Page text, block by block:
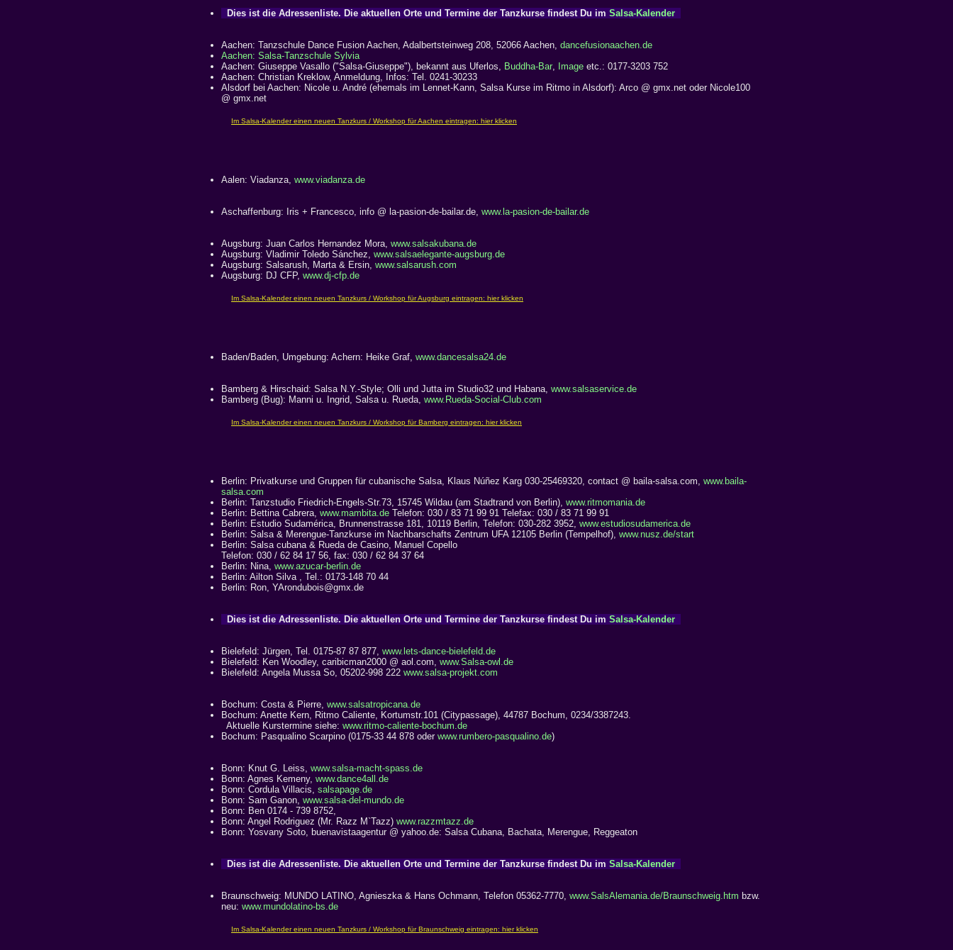
Dies ist die Adressenliste. Die aktuellen Orte und Termine der Tanzkurse findest Du im Salsa-Kalender
Aachen: Tanzschule Dance Fusion Aachen, Adalbertsteinweg 208, 52066 Aachen, dancefusionaachen.de
Aachen: Salsa-Tanzschule Sylvia
Aachen: Giuseppe Vasallo ("Salsa-Giuseppe"), bekannt aus Uferlos, Buddha-Bar, Image etc.: 0177-3203 752
Aachen: Christian Kreklow, Anmeldung, Infos: Tel. 0241-30233
Alsdorf bei Aachen: Nicole u. André (ehemals im Lennet-Kann, Salsa Kurse im Ritmo in Alsdorf): Arco @ gmx.net oder Nicole100
@ gmx.net
Aalen: Viadanza, www.viadanza.de
Aschaffenburg: Iris + Francesco, info @ la-pasion-de-bailar.de, www.la-pasion-de-bailar.de
Augsburg: Juan Carlos Hernandez Mora, www.salsakubana.de
Augsburg: Vladimir Toledo Sánchez, www.salsaelegante-augsburg.de
Augsburg: Salsarush, Marta & Ersin, www.salsarush.com
Augsburg: DJ CFP, www.dj-cfp.de
Baden/Baden, Umgebung: Achern: Heike Graf, www.dancesalsa24.de
Bamberg & Hirschaid: Salsa N.Y.-Style; Olli und Jutta im Studio32 und Habana, www.salsaservice.de
Bamberg (Bug): Manni u. Ingrid, Salsa u. Rueda, www.Rueda-Social-Club.com
Berlin: Privatkurse und Gruppen für cubanische Salsa, Klaus Núñez Karg 030-25469320, contact @ baila-salsa.com, www.baila-
salsa.com
Berlin: Tanzstudio Friedrich-Engels-Str.73, 15745 Wildau (am Stadtrand von Berlin), www.ritmomania.de
Berlin: Bettina Cabrera, www.mambita.de Telefon: 030 / 83 71 99 91 Telefax: 030 / 83 71 99 91
Berlin: Estudio Sudamérica, Brunnenstrasse 181, 10119 Berlin, Telefon: 030-282 3952, www.estudiosudamerica.de
Berlin: Salsa & Merengue-Tanzkurse im Nachbarschafts Zentrum UFA 12105 Berlin (Tempelhof), www.nusz.de/start
Berlin: Salsa cubana & Rueda de Casino, Manuel Copello
Telefon: 030 / 62 84 17 56, fax: 030 / 62 84 37 64
Berlin: Nina, www.azucar-berlin.de
Berlin: Ailton Silva , Tel.: 0173-148 70 44
Berlin: Ron, YArondubois@gmx.de
Dies ist die Adressenliste. Die aktuellen Orte und Termine der Tanzkurse findest Du im Salsa-Kalender
Bielefeld: Jürgen, Tel. 0175-87 87 877, www.lets-dance-bielefeld.de
Bielefeld: Ken Woodley, caribicman2000 @ aol.com, www.Salsa-owl.de
Bielefeld: Angela Mussa So, 05202-998 222 www.salsa-projekt.com
Bochum: Costa & Pierre, www.salsatropicana.de
Bochum: Anette Kern, Ritmo Caliente, Kortumstr.101 (Citypassage), 44787 Bochum, 0234/3387243.
Aktuelle Kurstermine siehe: www.ritmo-caliente-bochum.de
Bochum: Pasqualino Scarpino (0175-33 44 878 oder www.rumbero-pasqualino.de)
Bonn: Knut G. Leiss, www.salsa-macht-spass.de
Bonn: Agnes Kemeny, www.dance4all.de
Bonn: Cordula Villacis, salsapage.de
Bonn: Sam Ganon, www.salsa-del-mundo.de
Bonn: Ben 0174 - 739 8752,
Bonn: Angel Rodriguez (Mr. Razz M`Tazz) www.razzmtazz.de
Bonn: Yosvany Soto, buenavistaagentur @ yahoo.de: Salsa Cubana, Bachata, Merengue, Reggeaton
Dies ist die Adressenliste. Die aktuellen Orte und Termine der Tanzkurse findest Du im Salsa-Kalender
Braunschweig: MUNDO LATINO, Agnieszka & Hans Ochmann, Telefon 05362-7770, www.SalsAlemania.de/Braunschweig.htm bzw.
neu: www.mundolatino-bs.de